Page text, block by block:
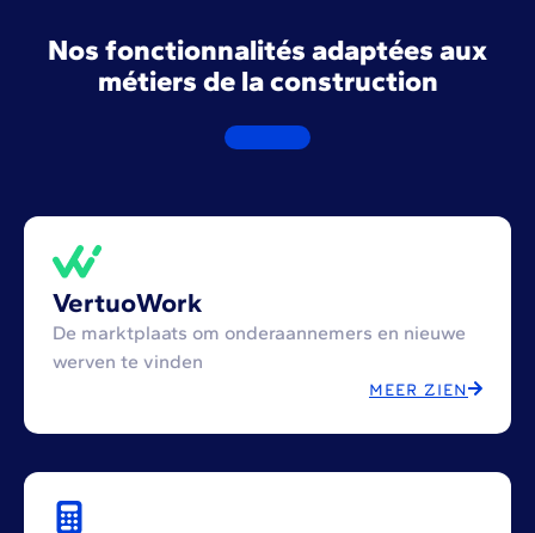
Nos fonctionnalités adaptées aux
métiers de la construction
VertuoWork
De marktplaats om onderaannemers en nieuwe
werven te vinden
MEER ZIEN